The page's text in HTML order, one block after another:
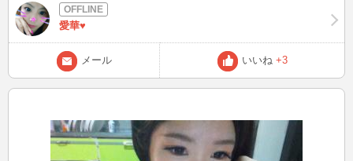
愛華♥
メール いいね +3